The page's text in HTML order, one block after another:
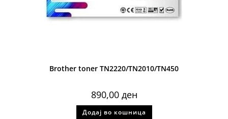
Brother toner TN2220/TN2010/TN450
890,00 ден
Додај во кошница